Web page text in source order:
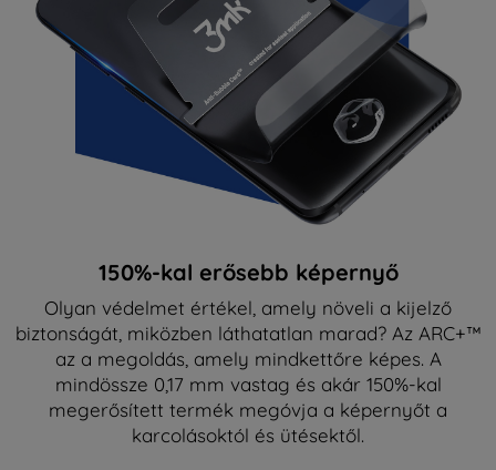
150%-kal erősebb képernyő
Olyan védelmet értékel, amely növeli a kijelző
biztonságát, miközben láthatatlan marad? Az ARC+™
az a megoldás, amely mindkettőre képes. A
mindössze 0,17 mm vastag és akár 150%-kal
megerősített termék megóvja a képernyőt a
karcolásoktól és ütésektől.